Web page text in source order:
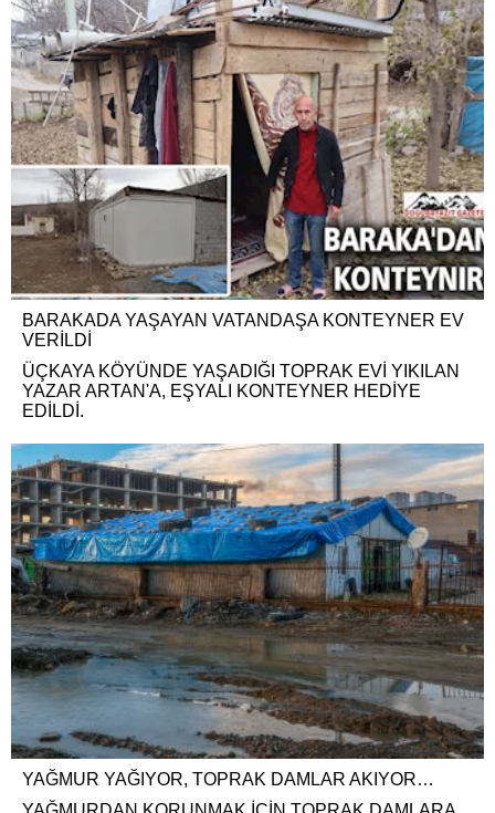
BARAKADA YAŞAYAN VATANDAŞA KONTEYNER EV
VERİLDİ
ÜÇKAYA KÖYÜNDE YAŞADIĞI TOPRAK EVİ YIKILAN
YAZAR ARTAN'A, EŞYALI KONTEYNER HEDİYE
EDİLDİ.
YAĞMUR YAĞIYOR, TOPRAK DAMLAR AKIYOR…